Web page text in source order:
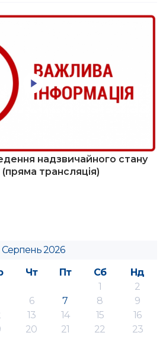
надзвичайного стану
трансляція)
Серпень 2026
Чт Пт Сб
Нд
1
2
6 7 8
9
13 14 15
16
20 21 22
23